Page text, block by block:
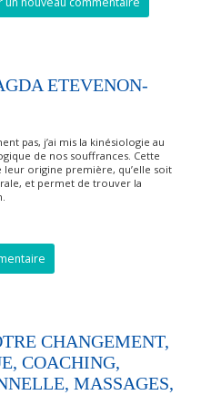
ETEVENON-
pas, j’ai mis la kinésiologie au
de nos souffrances. Cette
leur origine première, qu’elle soit
et permet de trouver la
CHANGEMENT,
COACHING,
MASSAGES,